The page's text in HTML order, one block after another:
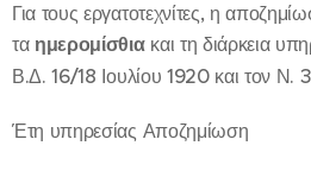
Για τους εργατοτεχνίτες, η
τα ημερομίσθιακαι τη διάρκεια
Β.Δ. 16/18 Ιουλίου 1920 και τον Ν.
Έτη υπηρεσίας Αποζημίωση